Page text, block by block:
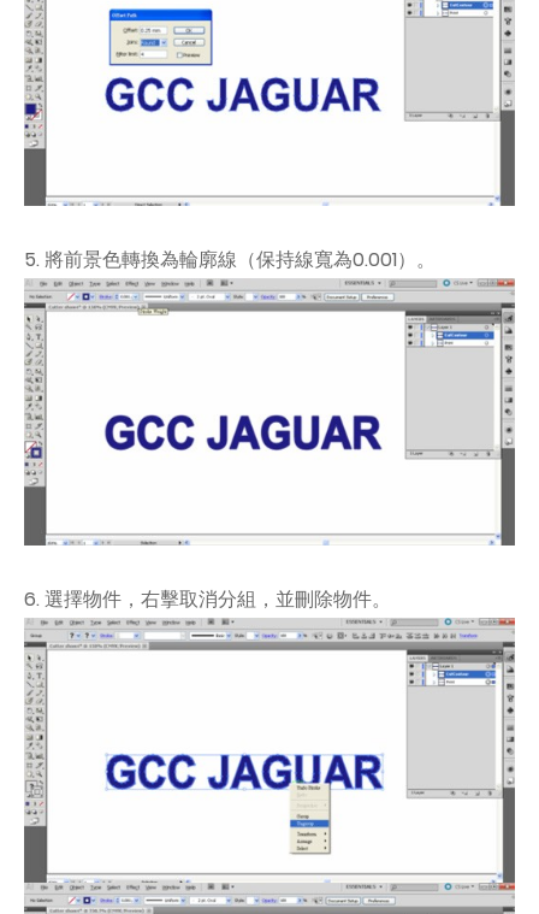
5. 將前景色轉換為輪廓線（保持線寬為0.001）。
6. 選擇物件，右擊取消分組，並刪除物件。